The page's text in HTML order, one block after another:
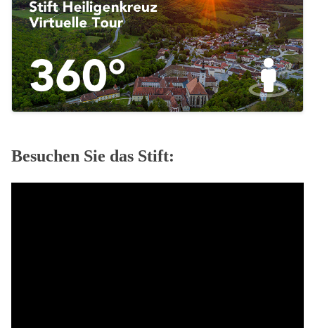
Besuchen Sie das Stift: